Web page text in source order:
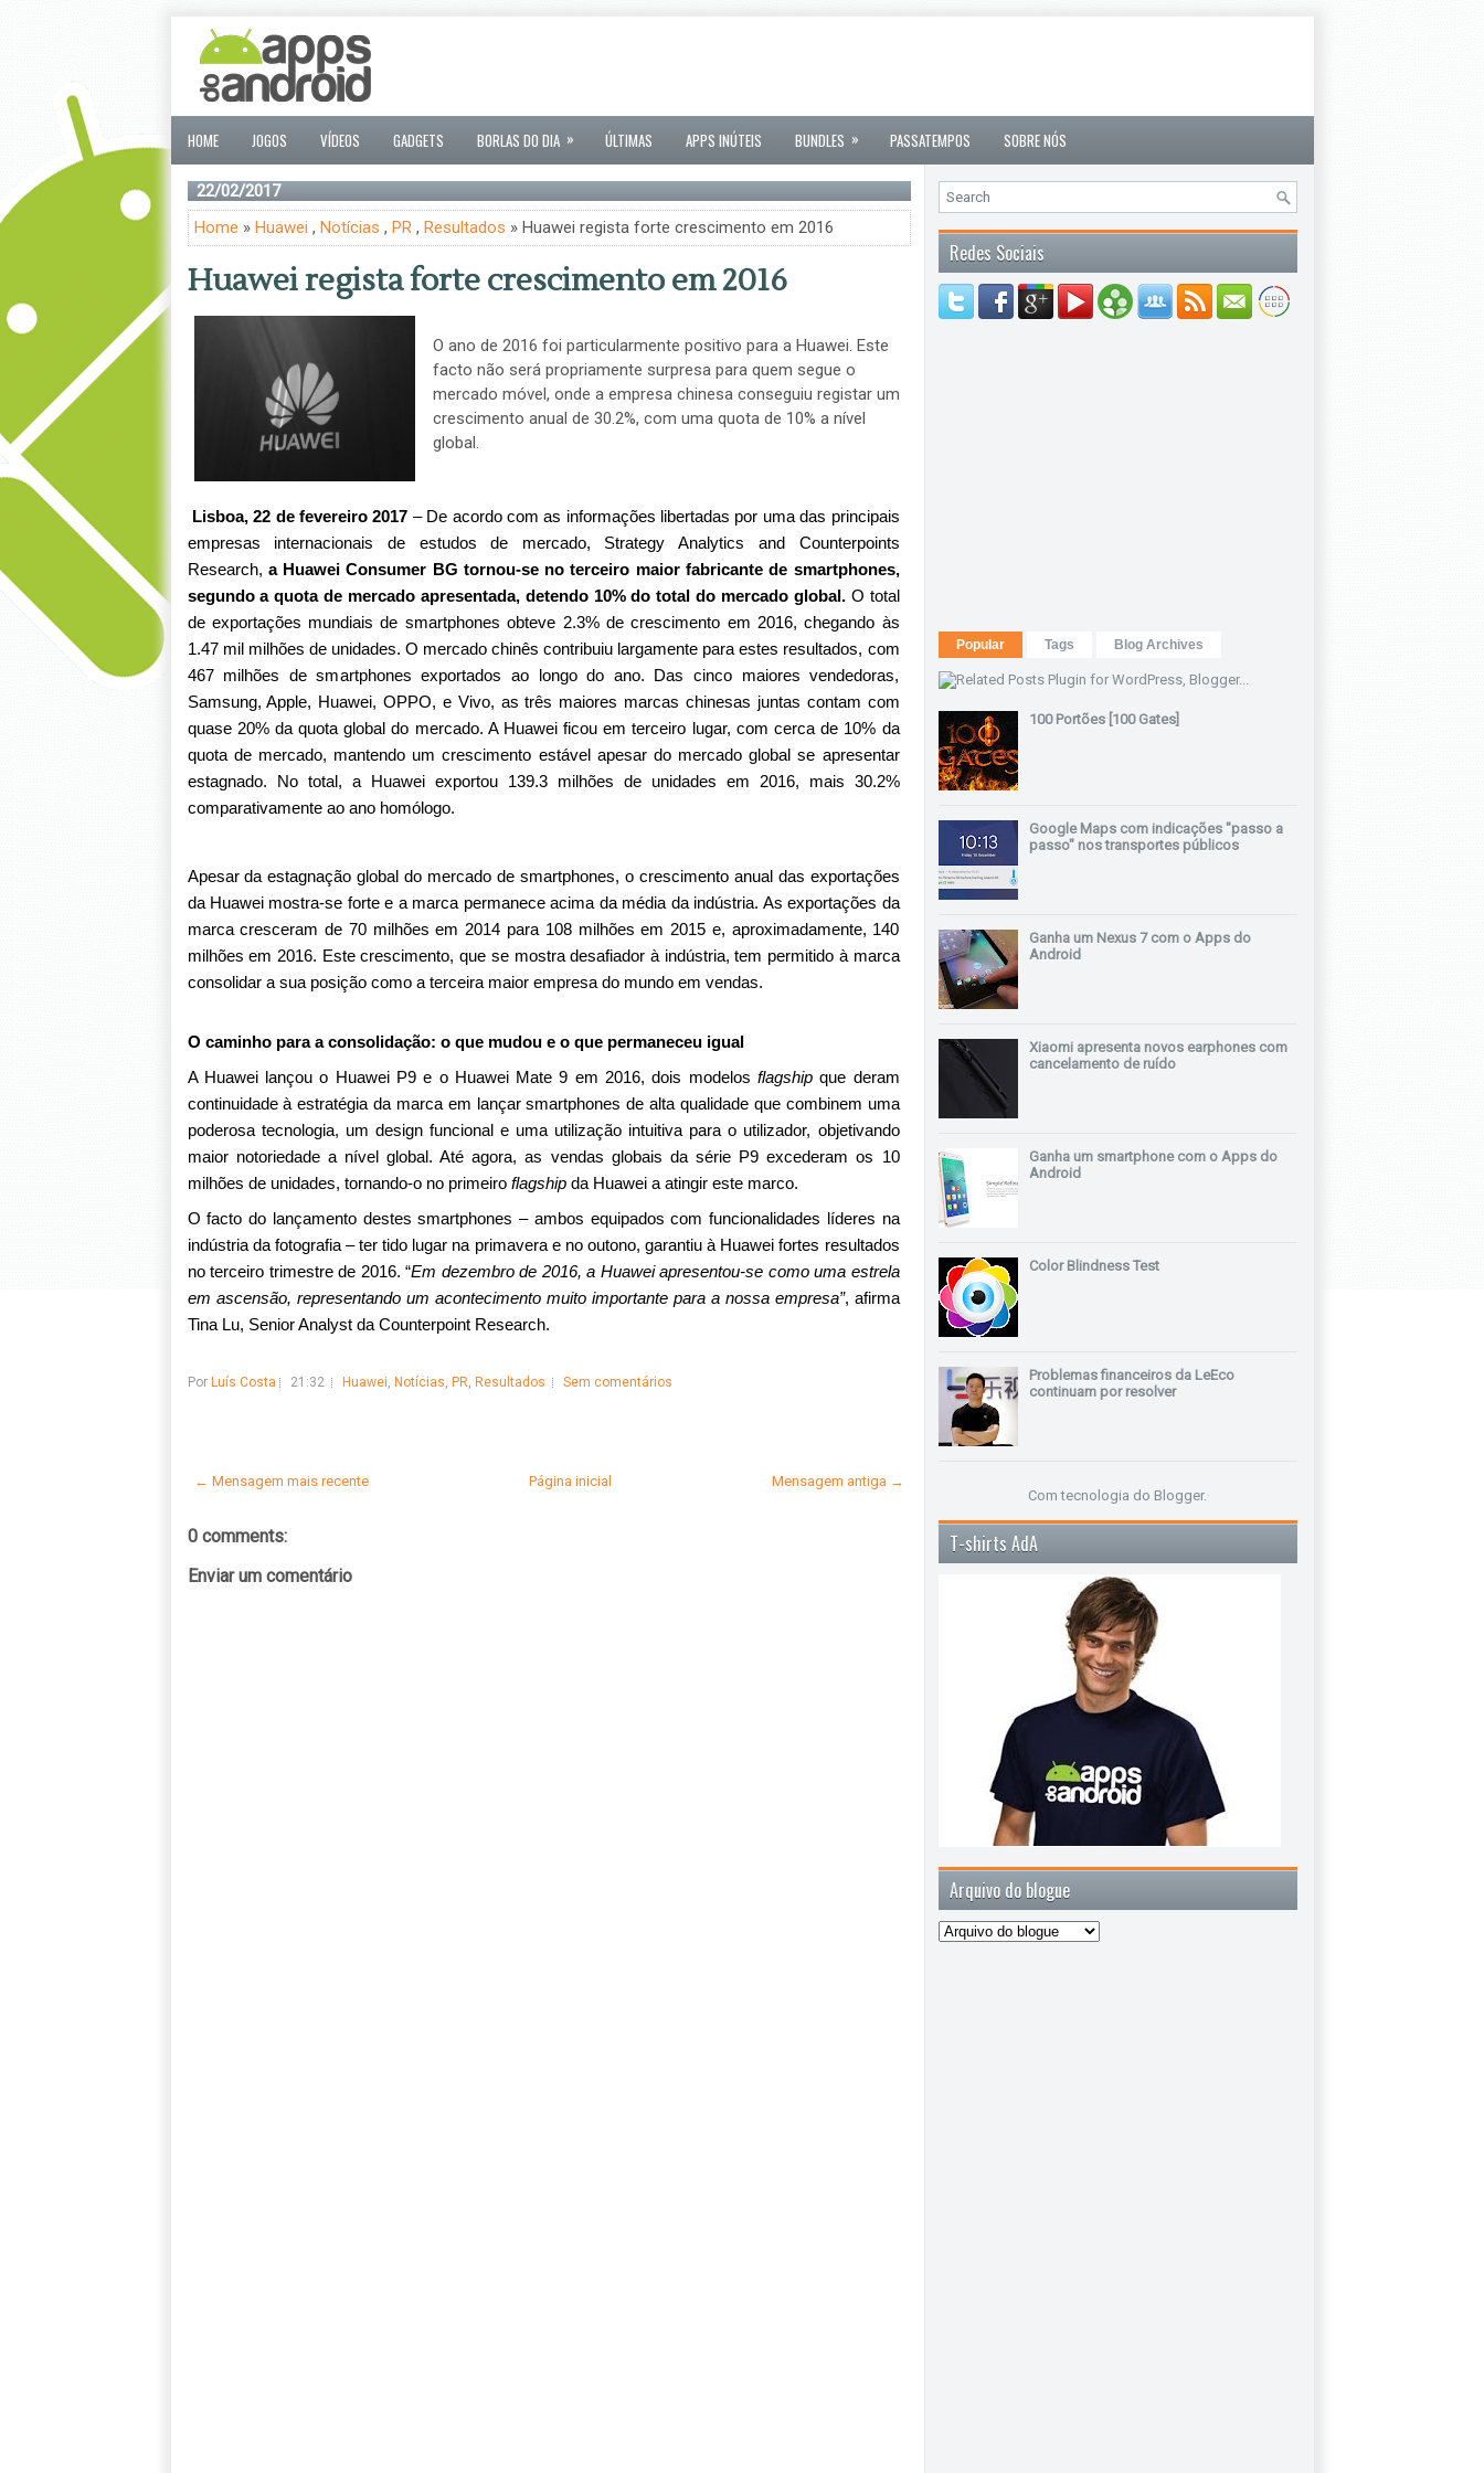
HOME JOGOS VÍDEOS GADGETS BORLAS DO DIA » ÚLTIMAS APPS INÚTEIS BUNDLES » PASSATEMPOS SOBRE NÓS
22/02/2017
Home » Huawei , Notícias , PR, Resultados » Huawei regista forte crescimento em 2016
Huawei regista forte crescimento em 2016
O ano de 2016 foi particularmente positivo para a Huawei. Este
facto não será propriamente surpresa para quem segue o
mercado móvel, onde a empresa chinesa conseguiu registar um
crescimento anual de 30.2%, com uma quota de 10% a nível
global.
Lisboa, 22 de fevereiro 2017 – De acordo com as informações libertadas por uma das principais
empresas internacionais de estudos de mercado, Strategy Analytics and Counterpoints
Research, a Huawei Consumer BG tornou-se no terceiro maior fabricante de smartphones,
segundo a quota de mercado apresentada, detendo 10% do total do mercado global.O total
de exportações mundiais de smartphones obteve 2.3% de crescimento em 2016, chegando às
1.47 mil milhões de unidades. O mercado chinês contribuiu largamente para estes resultados, com
467 milhões de smartphones exportados ao longo do ano. Das cinco maiores vendedoras,
Samsung, Apple, Huawei, OPPO, e Vivo, as três maiores marcas chinesas juntas contam com
quase 20% da quota global do mercado. A Huawei ficou em terceiro lugar, com cerca de 10% da
quota de mercado, mantendo um crescimento estável apesar do mercado global se apresentar
estagnado. No total, a Huawei exportou 139.3 milhões de unidades em 2016, mais 30.2%
comparativamente ao ano homólogo.
Apesar da estagnação global do mercado de smartphones, o crescimento anual das exportações
da Huawei mostra-se forte e a marca permanece acima da média da indústria. As exportações da
marca cresceram de 70 milhões em 2014 para 108 milhões em 2015 e, aproximadamente, 140
milhões em 2016. Este crescimento, que se mostra desafiador à indústria, tem permitido à marca
consolidar a sua posição como a terceira maior empresa do mundo em vendas.
O caminho para a consolidação: o que mudou e o que permaneceu igual
A Huawei lançou o Huawei P9 e o Huawei Mate 9 em 2016, dois modelos flagshipque deram
continuidade à estratégia da marca em lançar smartphones de alta qualidade que combinem uma
poderosa tecnologia, um design funcional e uma utilização intuitiva para o utilizador, objetivando
maior notoriedade a nível global. Até agora, as vendas globais da série P9 excederam os 10
milhões de unidades, tornando-o no primeiro flagshipda Huawei a atingir este marco.
O facto do lançamento destes smartphones – ambos equipados com funcionalidades líderes na
indústria da fotografia – ter tido lugar na primavera e no outono, garantiu à Huawei fortes resultados
no terceiro trimestre de 2016. “Em dezembro de 2016, a Huawei apresentou-se como uma estrela
em ascensão, representando um acontecimento muito importante para a nossa empresa”, afirma
Tina Lu, Senior Analyst da Counterpoint Research.
Por Luís Costa 21:32 Huawei, Notícias, PR, Resultados Sem comentários
← Mensagem mais recente Mensagem antiga →
Página inicial
0 comments:
Enviar um comentário
Redes Sociais
Popular Tags Blog Archives
100 Portões [100 Gates]
Google Maps com indicações "passo a
passo" nos transportes públicos
Ganha um Nexus 7 com o Apps do
Android
Xiaomi apresenta novos earphones com
cancelamento de ruído
Ganha um smartphone com o Apps do
Android
Color Blindness Test
Problemas financeiros da LeEco
continuam por resolver
Com tecnologia do Blogger.
T-shirts AdA
Arquivo do blogue